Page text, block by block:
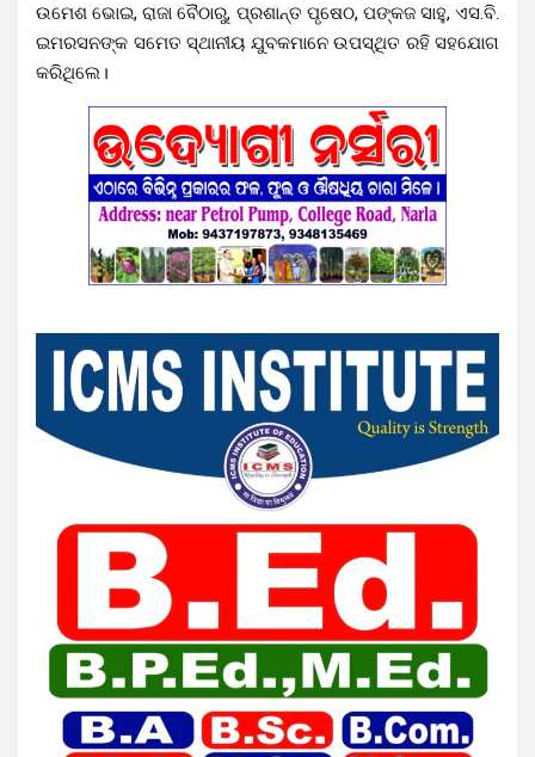
ଉମେଶ ଭୋଇ, ରାଜା ବୈଠାରୁ, ପ୍ରଶାନ୍ତ ପୃଷେଠ, ପଙ୍କଜ ସାହୁ, ଏସ.ବି.
ଇମରସନଙ୍କ ସମେତ ସ୍ଥାନୀୟ ଯୁବକମାନେ ଉପସ୍ଥିତ ରହି ସହଯୋଗ
କରିଥିଲେ।